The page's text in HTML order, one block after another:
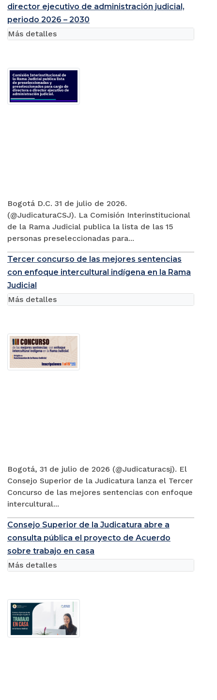
director ejecutivo de administración judicial,
periodo 2026 – 2030
Bogotá D.C. 31 de julio de 2026.
(@JudicaturaCSJ). La Comisión Interinstitucional
de la Rama Judicial publica la lista de las 15
personas preseleccionadas para...
Más detalles
Tercer concurso de las mejores sentencias
con enfoque intercultural indígena en la Rama
Judicial
Bogotá, 31 de julio de 2026 (@Judicaturacsj). El
Consejo Superior de la Judicatura lanza el Tercer
Concurso de las mejores sentencias con enfoque
intercultural...
Más detalles
Consejo Superior de la Judicatura abre a
consulta pública el proyecto de Acuerdo
sobre trabajo en casa
Más detalles